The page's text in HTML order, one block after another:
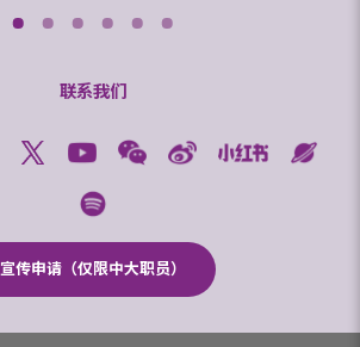
联系我们
宣传申请（仅限中大职员）